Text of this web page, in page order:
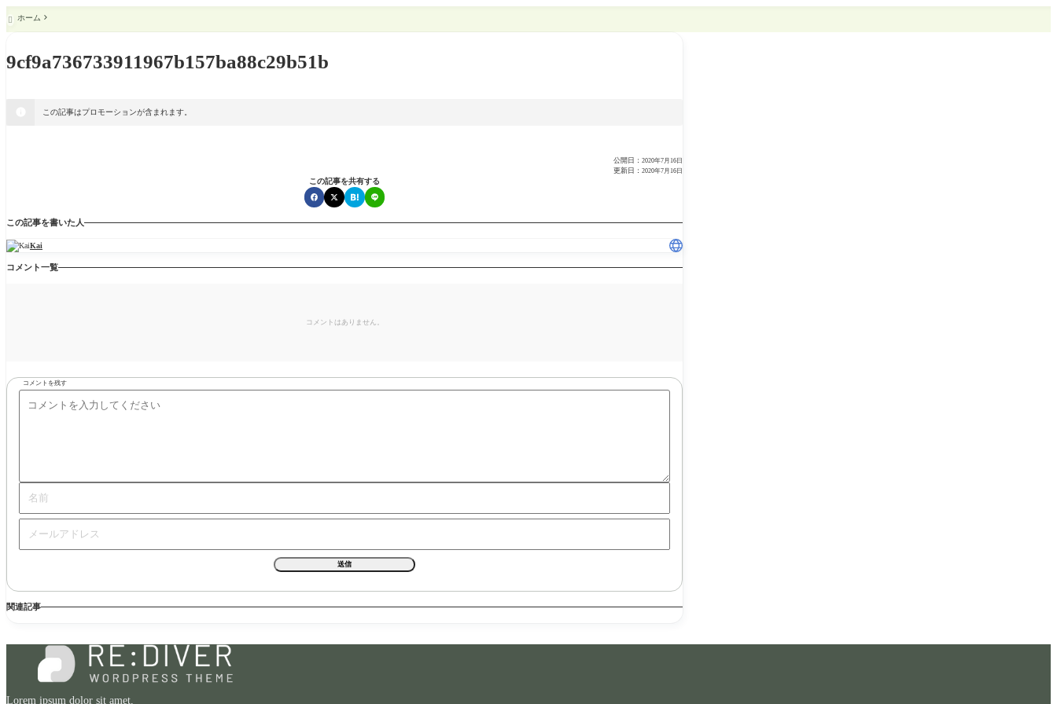
 ホーム
9cf9a736733911967b157ba88c29b51b
この記事はプロモーションが含まれます。
公開日： 2020年7月16日
更新日： 2020年7月16日
この記事を共有する
この記事を書いた人
Kai
コメント一覧
コメントはありません。
コメントを残す
関連記事
Lorem ipsum dolor sit amet,